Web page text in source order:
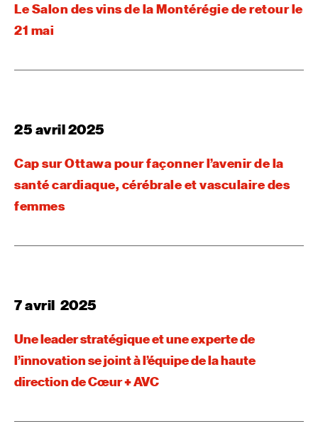
Le Salon des vins de la Montérégie de retour le
21 mai
25 avril 2025
Cap sur Ottawa pour façonner l’avenir de la
santé cardiaque, cérébrale et vasculaire des
femmes
7 avril 2025
Une leader stratégique et une experte de
l’innovation se joint à l’équipe de la haute
direction de Cœur + AVC